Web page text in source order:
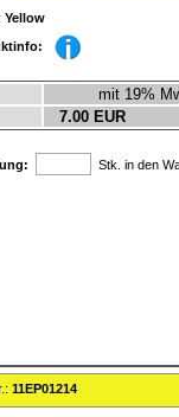
Yellow
mit 19%
7.00 EUR
Stk. in den
11EP01214